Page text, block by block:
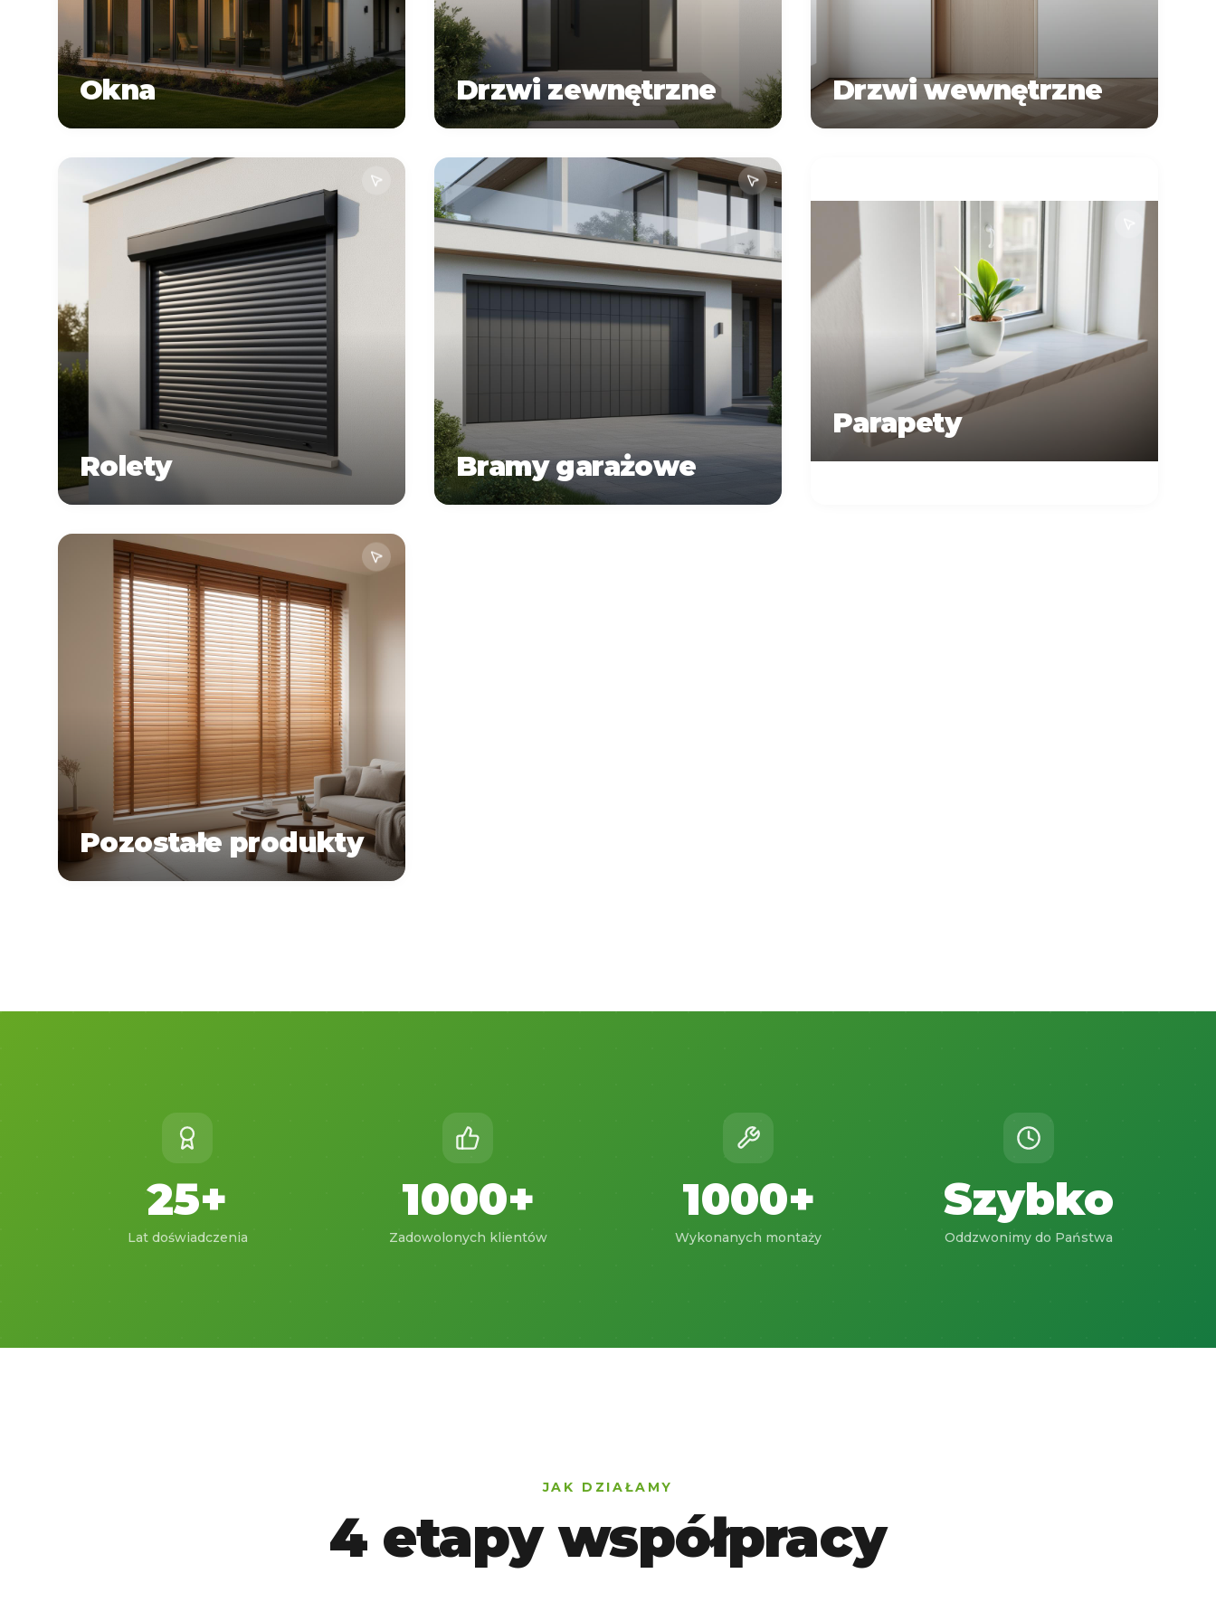
Okna
Zapytaj o
Więcej informacji o
produktach
Drzwi zewnętrzne
Zapytaj o
wycenę
Więcej informacji o
produktach
Drzwi wewnętrzne
Zapytaj o
wycenę
Więcej informacji o
produktach
Rolety
Zapytaj o
wycenę
Więcej informacji o
produktach
Bramy garażowe
Parapety
Pozostałe produkty
Zapytaj o
Więcej informacji o
25+
Lat doświadczenia
1000+
Zadowolonych klientów
1000+
Wykonanych montaży
Szybko
Oddzwonimy do Państwa
JAK DZIAŁAMY
4 etapy współpracy